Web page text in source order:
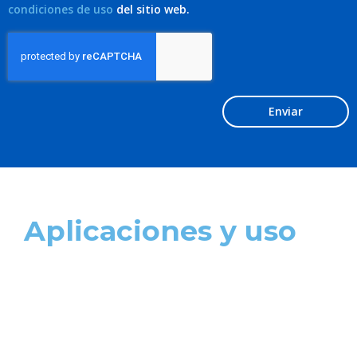
condiciones de uso del sitio web.
Enviar
Aplicaciones y uso